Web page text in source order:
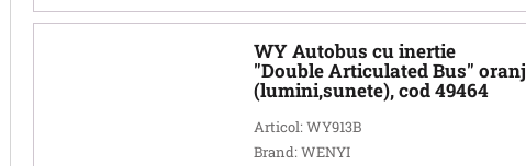
WY Autobus cu inertie
"Double Articulated Bus" oranj
(lumini,sunete), cod 49464
Articol: WY913B
Brand: WENYI